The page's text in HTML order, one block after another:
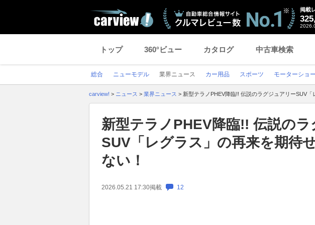
掲載
トップ 360°ビュー カタログ 中古車検索
総合 ニューモデル 業界ニュース カー用品 スポーツ モーターショー
carview! > ニュース > 業界ニュース > 新型テラノPHEV降臨!! 伝説のラグジュアリーSUV
新型テラノPHEV降臨!! 伝説の
SUV「レグラス」の再来を期待
ない！
2026.05.21 17:30掲載 12